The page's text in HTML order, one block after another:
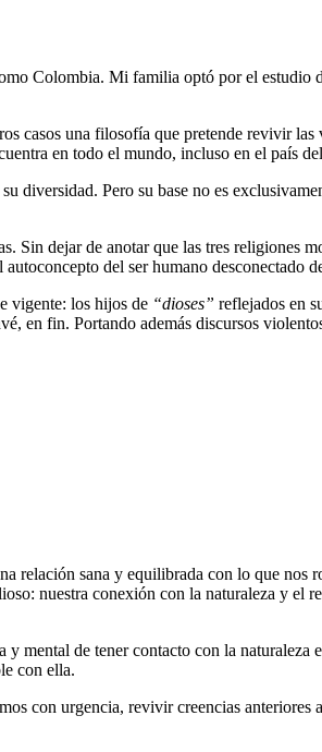
Colombia. Mi familia optó por el estudio
casos una filosofía que pretende revivir
en todo el mundo, incluso en el país
diversidad. Pero su base no es
Sin dejar de anotar que las tres religiones
del ser humano desconectado
vigente: los hijos de “dioses” reflejados en
en fin. Portando además discursos
relación sana y equilibrada con lo que nos
nuestra conexión con la naturaleza y el
mental de tener contacto con la naturaleza
con ella.
con urgencia, revivir creencias